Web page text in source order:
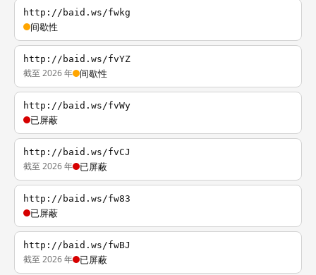
http://baid.ws/fwkg
间歇性
http://baid.ws/fvYZ
截至 2026 年 间歇性
http://baid.ws/fvWy
已屏蔽
http://baid.ws/fvCJ
截至 2026 年 已屏蔽
http://baid.ws/fw83
已屏蔽
http://baid.ws/fwBJ
截至 2026 年 已屏蔽